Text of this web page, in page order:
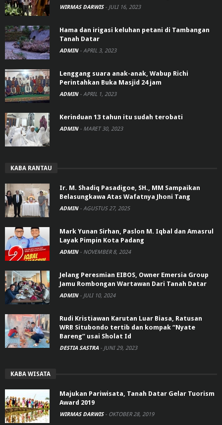
WIRMAS DARWIS - JULI 16, 2023
Hama dan irigasi keluhan petani di Tambangan
Tanah Datar
ADMIN - APRIL 3, 2023
Lenggang suara anak-anak, Wabup Richi
Perintahkan Buka Masjid 24 jam
ADMIN - APRIL 1, 2023
Kerinduan 13 tahun itu sudah terobati
ADMIN - MARET 30, 2023
KABA RANTAU
Ir. M. Shadiq Pasadigoe, SH., MM Sampaikan
Belasungkawa Atas Wafatnya Jhoni Tang
ADMIN - AGUSTUS 27, 2025
Mark Yunan Sirhan, Paslon M. Iqbal dan Amasrul
Layak Pimpin Kota Padang
ADMIN - NOVEMBER 8, 2024
Jelang Peresmian EIBOS, Owner Emersia Group
Jamu Rombongan Wartawan Dari Tanah Datar
ADMIN - JULI 10, 2024
Rudi Kristiawan Karutan Luar Biasa, Ratusan
WRB Situbondo tertib dan kompak “Nyate
Bareng” usai Sholat Id
DESTIA SASTRA - JUNI 29, 2023
KABA WISATA
Majukan Pariwisata, Tanah Datar Gelar Tuorism
Award 2019
WIRMAS DARWIS - OKTOBER 28, 2019